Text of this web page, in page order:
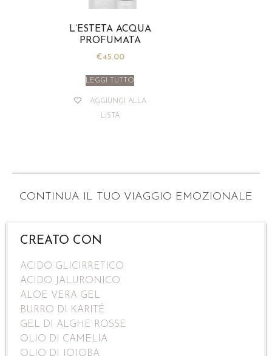
L’ESTETA ACQUA
PROFUMATA
€45.00
LEGGI TUTTO
AGGIUNGI ALLA
LISTA
CONTINUA IL TUO VIAGGIO EMOZIONALE
CREATO CON
ACIDO GLICIRRETICO
ACIDO JALURONICO
ALOE VERA GEL
BURRO DI KARITÉ
GEL DI ALGHE ROSSE
OLIO DI CAMELIA
OLIO DI JOJOBA